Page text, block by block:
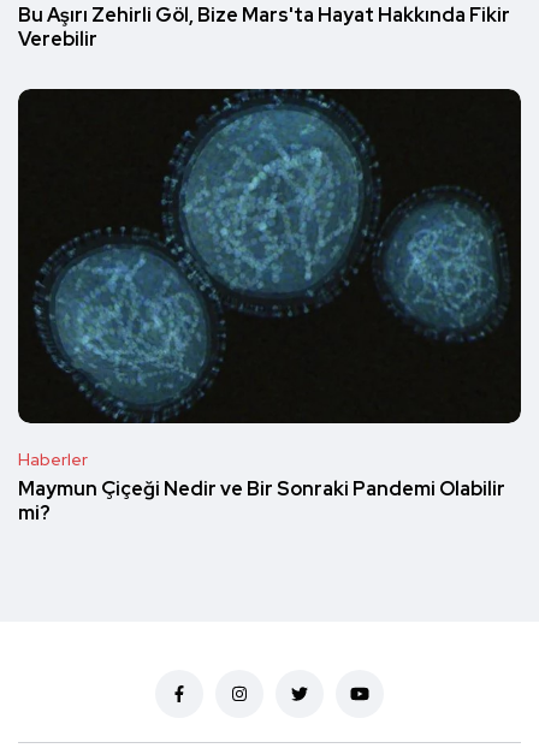
Bu Aşırı Zehirli Göl, Bize Mars'ta Hayat Hakkında Fikir
Verebilir
Haberler
Maymun Çiçeği Nedir ve Bir Sonraki Pandemi Olabilir
mi?